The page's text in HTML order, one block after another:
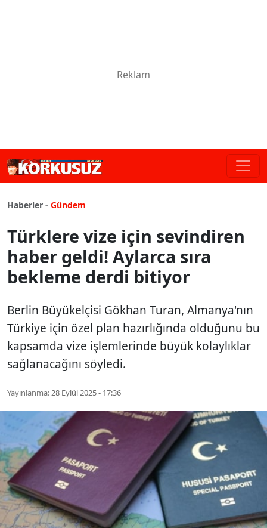
Haberler - Gündem
Türklere vize için sevindiren
haber geldi! Aylarca sıra
bekleme derdi bitiyor
Berlin Büyükelçisi Gökhan Turan, Almanya'nın
Türkiye için özel plan hazırlığında olduğunu bu
kapsamda vize işlemlerinde büyük kolaylıklar
sağlanacağını söyledi.
Yayınlanma:28 Eylül 2025 - 17:36